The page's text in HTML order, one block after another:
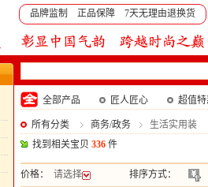
品牌监制 正品保障 7天无理由退换货
全部产品 匠人匠心 超值
所有分类 商务/政务
生活实用装
找到相关宝贝 336 件
价格： 请选择 排序方式：